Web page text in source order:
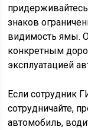
знаков
видимость ямы.
конкретным
эксплуатацией
Если сотрудник
сотрудничайте,
автомобиль,